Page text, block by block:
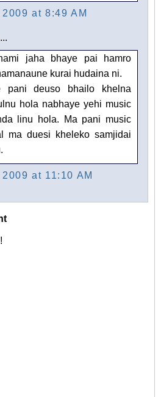
at 8:49 AM
jaha bhaye pai hamro
kurai hudaina ni.
pani deuso bhailo khelna
hola nabhaye yehi music
linu hola. Ma pani music
ma duesi kheleko samjidai
at 11:10 AM